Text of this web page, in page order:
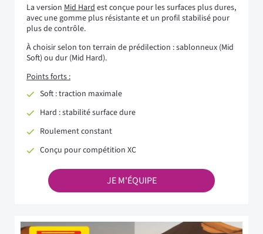
La version Mid Hardest conçue pour les surfaces plus dures,
avec une gomme plus résistante et un profil stabilisé pour
plus de contrôle.
À choisir selon ton terrain de prédilection : sablonneux (Mid
Soft) ou dur (Mid Hard).
Points forts :
Soft : traction maximale
Hard : stabilité surface dure
Roulement constant
Conçu pour compétition XC
JE M'ÉQUIPE